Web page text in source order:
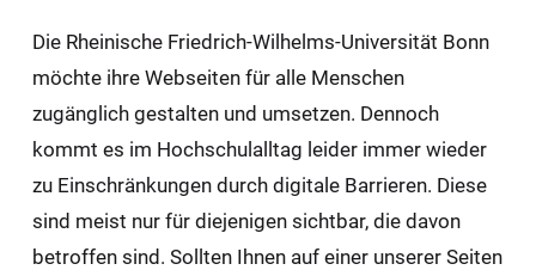
Die Rheinische Friedrich-Wilhelms-Universität Bonn
möchte ihre Webseiten für alle Menschen
zugänglich gestalten und umsetzen. Dennoch
kommt es im Hochschulalltag leider immer wieder
zu Einschränkungen durch digitale Barrieren. Diese
sind meist nur für diejenigen sichtbar, die davon
betroffen sind. Sollten Ihnen auf einer unserer Seiten